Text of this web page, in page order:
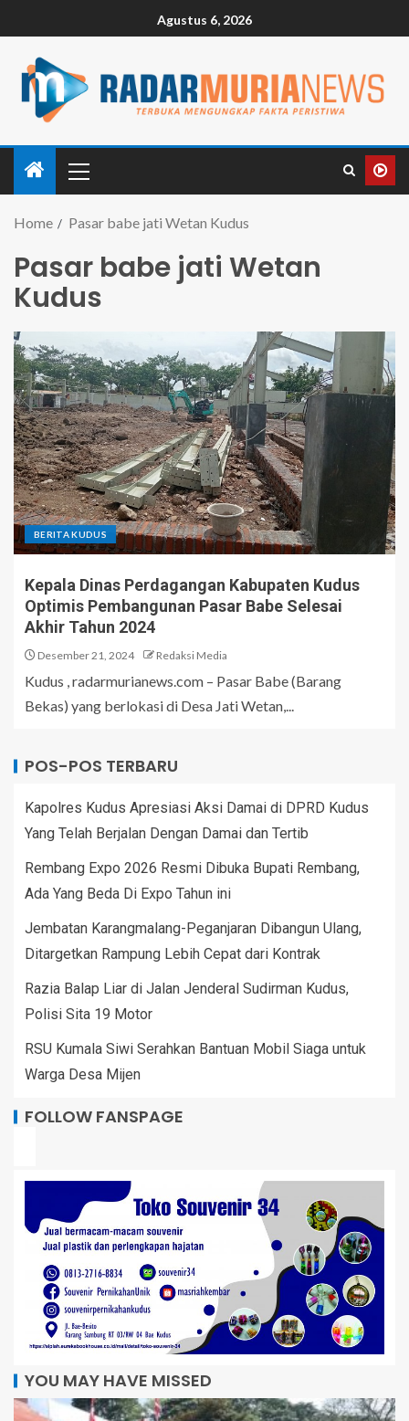
Agustus 6, 2026
Home Pasar babe jati Wetan Kudus
Pasar babe jati Wetan
Kudus
BERITA KUDUS
Kepala Dinas Perdagangan Kabupaten Kudus
Optimis Pembangunan Pasar Babe Selesai
Akhir Tahun 2024
Desember 21, 2024 Redaksi Media
Kudus , radarmurianews.com – Pasar Babe (Barang
Bekas) yang berlokasi di Desa Jati Wetan,...
POS-POS TERBARU
Kapolres Kudus Apresiasi Aksi Damai di DPRD Kudus
Yang Telah Berjalan Dengan Damai dan Tertib
Rembang Expo 2026 Resmi Dibuka Bupati Rembang,
Ada Yang Beda Di Expo Tahun ini
Jembatan Karangmalang-Peganjaran Dibangun Ulang,
Ditargetkan Rampung Lebih Cepat dari Kontrak
Razia Balap Liar di Jalan Jenderal Sudirman Kudus,
Polisi Sita 19 Motor
RSU Kumala Siwi Serahkan Bantuan Mobil Siaga untuk
Warga Desa Mijen
FOLLOW FANSPAGE
YOU MAY HAVE MISSED